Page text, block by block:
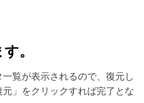
。
覧が表示されるので、復元し
」をクリックすれば完了とな